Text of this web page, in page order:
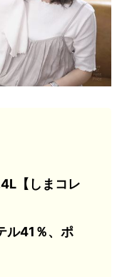
【しまコレ
41％、ポ